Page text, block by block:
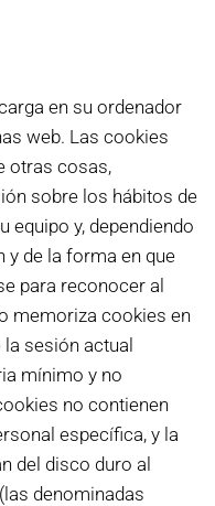
en su ordenador
web. Las cookies
otras cosas,
sobre los hábitos de
equipo y, dependiendo
y de la forma en que
para reconocer al
memoriza cookies en
sesión actual
mínimo y no
no contienen
específica, y la
del disco duro al
denominadas